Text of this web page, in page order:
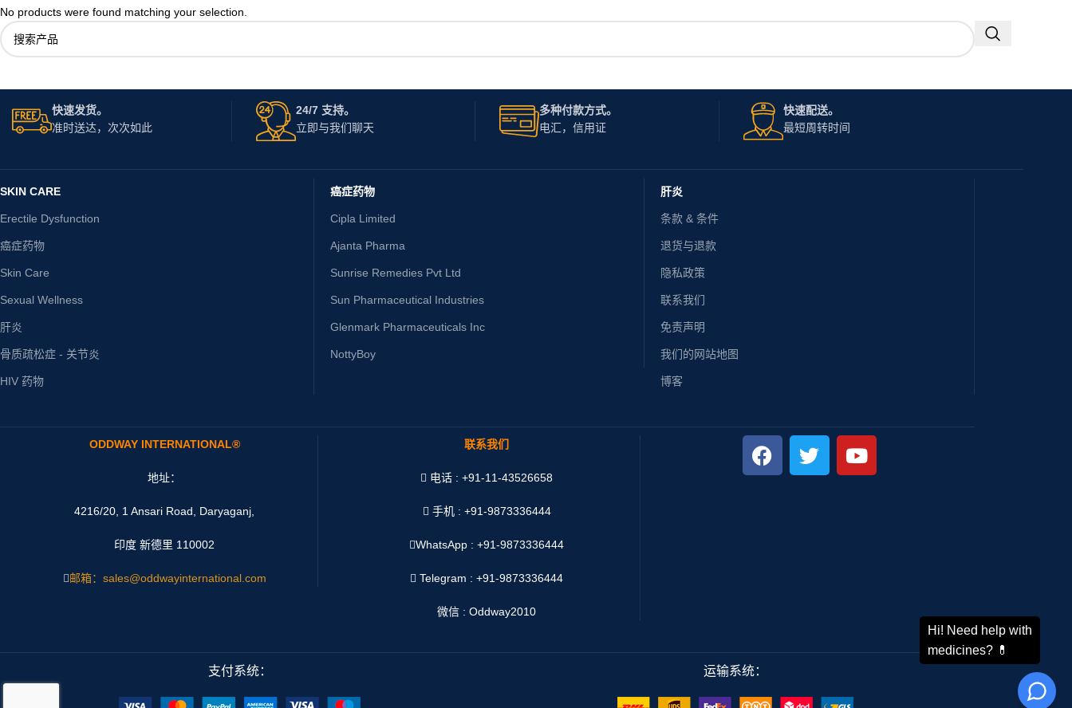
No products were found matching your selection.
快速发货。
准时送达，次次如此
24/7 支持。
立即与我们聊天
多种付款方式。
电汇，信用证
快速配送。
最短周转时间
SKIN CARE
Erectile Dysfunction
癌症药物
Skin Care
Sexual Wellness
肝炎
骨质疏松症 - 关节炎
HIV 药物
癌症药物
Cipla Limited
Ajanta Pharma
Sunrise Remedies Pvt Ltd
Sun Pharmaceutical Industries
Glenmark Pharmaceuticals Inc
NottyBoy
肝炎
条款 & 条件
退货与退款
隐私政策
联系我们
免责声明
我们的网站地图
博客
ODDWAY INTERNATIONAL®
地址：
4216/20, 1 Ansari Road, Daryaganj,
印度 新德里 110002
邮箱：sales@oddwayinternational.com
联系我们
电话 : +91-11-43526658
手机 : +91-9873336444
WhatsApp :+91-9873336444
Telegram : +91-9873336444
微信 : Oddway2010
支付系统： 运输系统：